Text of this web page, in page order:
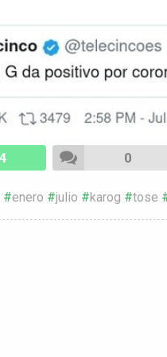
4 0
enero julio karog tose